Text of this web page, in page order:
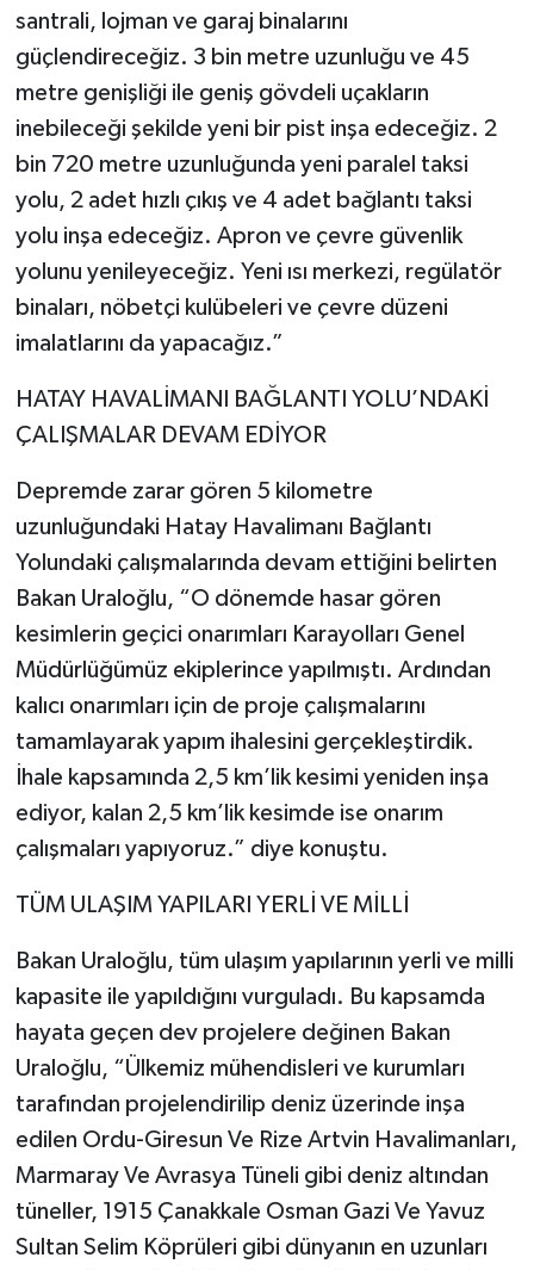
santrali, lojman ve garaj binalarını
güçlendireceğiz. 3 bin metre uzunluğu ve 45
metre genişliği ile geniş gövdeli uçakların
inebileceği şekilde yeni bir pist inşa edeceğiz. 2
bin 720 metre uzunluğunda yeni paralel taksi
yolu, 2 adet hızlı çıkış ve 4 adet bağlantı taksi
yolu inşa edeceğiz. Apron ve çevre güvenlik
yolunu yenileyeceğiz. Yeni ısı merkezi, regülatör
binaları, nöbetçi kulübeleri ve çevre düzeni
imalatlarını da yapacağız.”
HATAY HAVALİMANI BAĞLANTI YOLU’NDAKİ
ÇALIŞMALAR DEVAM EDİYOR
Depremde zarar gören 5 kilometre
uzunluğundaki Hatay Havalimanı Bağlantı
Yolundaki çalışmalarında devam ettiğini belirten
Bakan Uraloğlu, “O dönemde hasar gören
kesimlerin geçici onarımları Karayolları Genel
Müdürlüğümüz ekiplerince yapılmıştı. Ardından
kalıcı onarımları için de proje çalışmalarını
tamamlayarak yapım ihalesini gerçekleştirdik.
İhale kapsamında 2,5 km’lik kesimi yeniden inşa
ediyor, kalan 2,5 km’lik kesimde ise onarım
çalışmaları yapıyoruz.” diye konuştu.
TÜM ULAŞIM YAPILARI YERLİ VE MİLLİ
Bakan Uraloğlu, tüm ulaşım yapılarının yerli ve milli
kapasite ile yapıldığını vurguladı. Bu kapsamda
hayata geçen dev projelere değinen Bakan
Uraloğlu, “Ülkemiz mühendisleri ve kurumları
tarafından projelendirilip deniz üzerinde inşa
edilen Ordu-Giresun Ve Rize Artvin Havalimanları,
Marmaray Ve Avrasya Tüneli gibi deniz altından
tüneller, 1915 Çanakkale Osman Gazi Ve Yavuz
Sultan Selim Köprüleri gibi dünyanın en uzunları